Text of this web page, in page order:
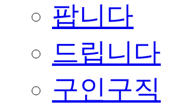
팝니다
드립니다
구인구직